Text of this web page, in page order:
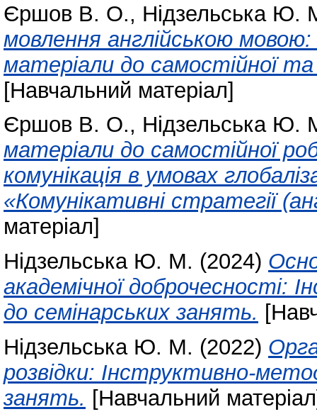
Єршов В. О., Нідзельська Ю.
мовлення англійською
матеріали до самостійної та
[Навчальний матеріал]
Єршов В. О., Нідзельська Ю.
матеріали до самостійної
комунікація в умовах
«Комунікативні стратегії
матеріал]
Нідзельська Ю. М. (2024)
академічної доброчесності:
до семінарських занять.
Нідзельська Ю. М. (2022)
розвідки: Інструктивно-
занять. [Навчальний